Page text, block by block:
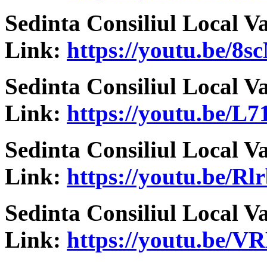
Sedinta Consiliul Local
Link: https://youtu.be/
Sedinta Consiliul Local
Link: https://youtu.be/
Sedinta Consiliul Local
Link: https://youtu.be/
Sedinta Consiliul Local
Link: https://youtu.be/